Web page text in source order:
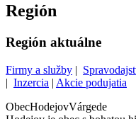
Región
Región aktuálne
Firmy a služby |
| Inzercia | Akcie podujatia
ObecHodejovVárgede